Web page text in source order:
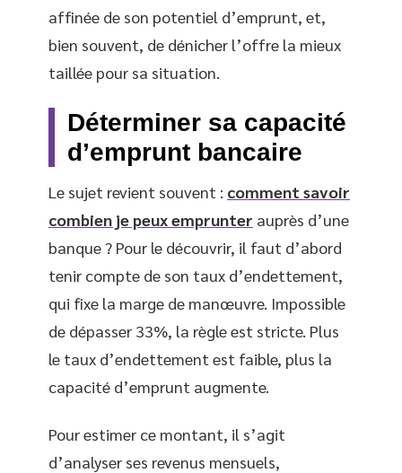
affinée de son potentiel d’emprunt, et,
bien souvent, de dénicher l’offre la mieux
taillée pour sa situation.
Déterminer sa capacité
d’emprunt bancaire
Le sujet revient souvent : comment savoir
combien je peux emprunter auprès d’une
banque ? Pour le découvrir, il faut d’abord
tenir compte de son taux d’endettement,
qui fixe la marge de manœuvre. Impossible
de dépasser 33%, la règle est stricte. Plus
le taux d’endettement est faible, plus la
capacité d’emprunt augmente.
Pour estimer ce montant, il s’agit
d’analyser ses revenus mensuels,